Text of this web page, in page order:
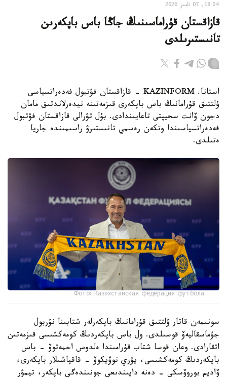
18:04, 07 تامىز 2026
قازاقستان قۇراماسىنىڭ جاڭا باس باپكەرىن
تانىستىرىلدى
استانا. KAZINFORM - قازاقستان فۋتبول فەدەراتسياسى
ۇلتتىق قۇرامانىڭ باس باپكەرى قىزمەتىنە نيدەرلاندتىق مامان
دجون ۆانت سحيپتى تاعايىندادى. بۇل تۋرالى قازاقستان فۋتبول
فەدەراتسياسىندا وتكەن رەسمي تانىستىرۋ راسىمىندە جاريا
ەتىلدى.
Фото: Казахстанская федерация футбола
سونىمەن قاتار ۇلتتىق قۇرامانىڭ باپكەرلەر شتابىنا نۇربول
جۇماسقاليەۆ قوسىلدى. ول باس باپكەردىڭ كومەكشىسى قىزمەتىن
اتقارادى. وعان قوسا شتاب قۇرامىندا ەلدوس احمەتوۆ - باس
باپكەردىڭ كومەكشىسى، يۋري نوۆيكوۆ - قاقپاشىلار باپكەرى،
ۆاديم بوروۆسكي - دەنە دايىندىعى جونىندەگى باپكەر، تيمۋر